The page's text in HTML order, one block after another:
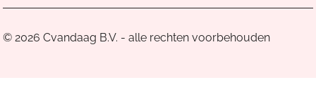
© 2026 Cvandaag B.V. - alle rechten voorbehouden